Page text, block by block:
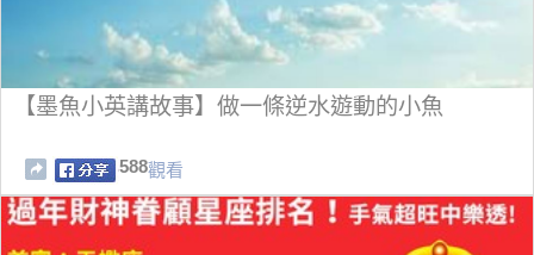
【墨魚小英講故事】做一條逆水遊動的小魚
588觀看